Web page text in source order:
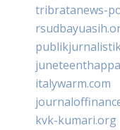
tribratanews-
italywarm.com
kvk-kumari.org